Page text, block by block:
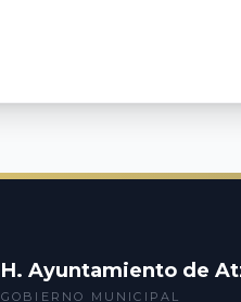
H. Ayuntamiento de
GOBIERNO MUNICIPAL